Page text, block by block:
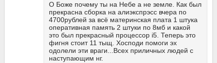
О Боже почему ты на Небе а не земле. Как был
прекрасна сборка на алиэкспрэсс вчера по
4700рублей за всё материнская плата 1 штука
оперативная память 2 штуки по 8мб и какой
это был прекрасный процессор i5. Теперь это
фигня стоит 11 тыщ. Хосподи помоги эх
одолели эти враги...Всех приличных людей с
наступающим нг.